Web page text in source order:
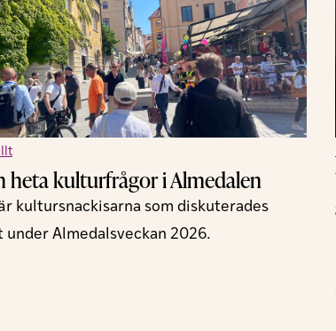
heta kulturfrågor i Almedalen
kultursnackisarna som diskuterades
under Almedalsveckan 2026.